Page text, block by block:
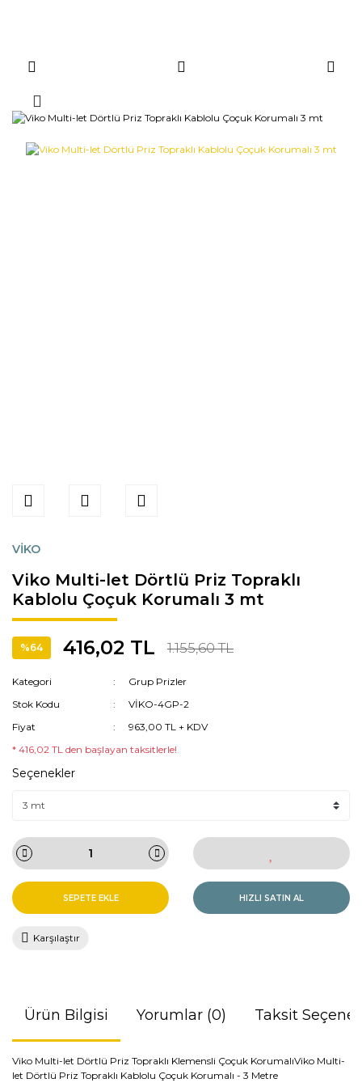
VİKO
Viko Multi-let Dörtlü Priz Topraklı
Kablolu Çoçuk Korumalı 3 mt
%64 416,02 TL 1.155,60 TL
Kategori
Grup Prizler
Stok Kodu
VİKO-4GP-2
Fiyat
963,00 TL + KDV
* 416,02 TL den başlayan taksitlerle!
Seçenekler
SEPETE EKLE HIZLI SATIN AL
Karşılaştır
Ürün Bilgisi Yorumlar (0) Taksit
Viko Multi-let Dörtlü Priz Topraklı Klemensli Çoçuk KorumalıViko Multi-
let Dörtlü Priz Topraklı Kablolu Çoçuk Korumalı - 3 Metre